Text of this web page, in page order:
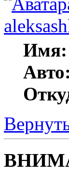
Имя:
Авто: